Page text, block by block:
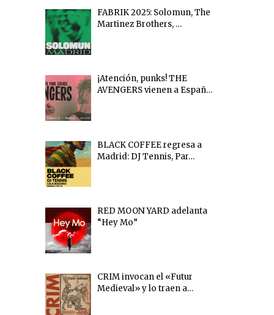
FABRIK 2025: Solomun, The
Martinez Brothers, …
¡Atención, punks! THE
AVENGERS vienen a Españ…
BLACK COFFEE regresa a
Madrid: DJ Tennis, Par…
RED MOON YARD adelanta
“Hey Mo”
CRIM invocan el «Futur
Medieval» y lo traen a…